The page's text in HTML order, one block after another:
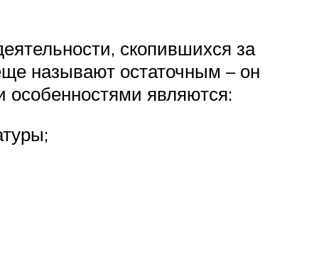
скопившихся за
называют остаточным – он
особенностями являются: